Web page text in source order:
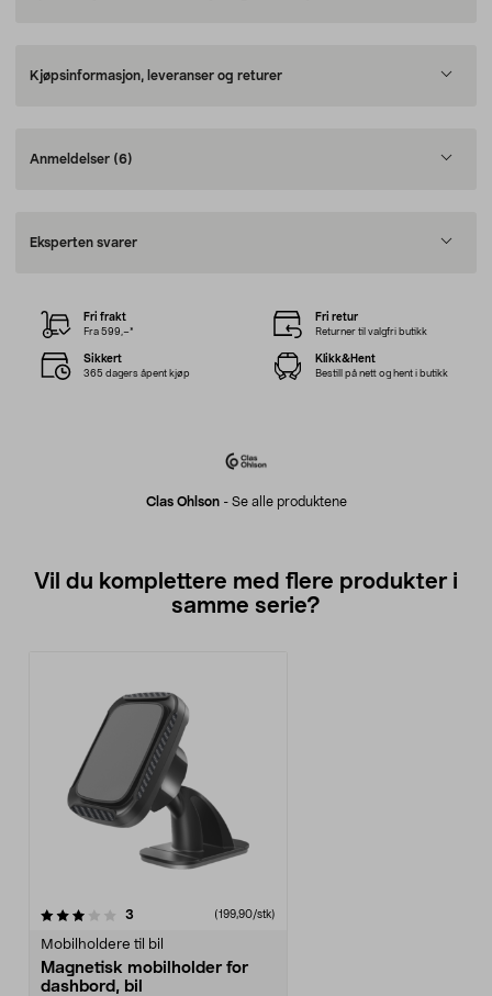
Kjøpsinformasjon, leveranser og returer
Anmeldelser (6)
Eksperten svarer
Clas Ohlson- Se alle produktene
Fri frakt
Fra 599,–*
Fri retur
Returner til valgfri butikk
Sikkert
365 dagers åpent kjøp
Klikk&Hent
Bestill på nett og hent i butikk
Vil du komplettere med flere produkter i
samme serie?
3 (199,90/stk)
Mobilholdere til bil
Magnetisk mobilholder for
dashbord, bil